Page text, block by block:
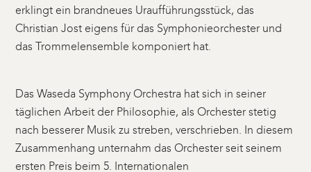
erklingt ein brandneues Uraufführungsstück, das
Christian Jost eigens für das Symphonieorchester und
das Trommelensemble komponiert hat.
Das Waseda Symphony Orchestra hat sich in seiner
täglichen Arbeit der Philosophie, als Orchester stetig
nach besserer Musik zu streben, verschrieben. In diesem
Zusammenhang unternahm das Orchester seit seinem
ersten Preis beim 5. Internationalen